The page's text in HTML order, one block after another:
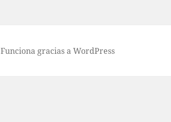
Funciona gracias a WordPress